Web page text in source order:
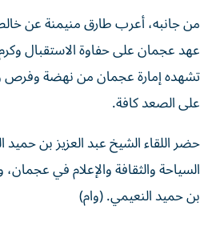
من جانبه، أعرب طارق منيمنة عن
عهد عجمان على حفاوة الاستقبال
تشهده إمارة عجمان من نهضة وفرص
على الصعد كافة.
حضر اللقاء الشيخ عبد العزيز بن حميد
السياحة والثقافة والإعلام في
بن حميد النعيمي. (وام)